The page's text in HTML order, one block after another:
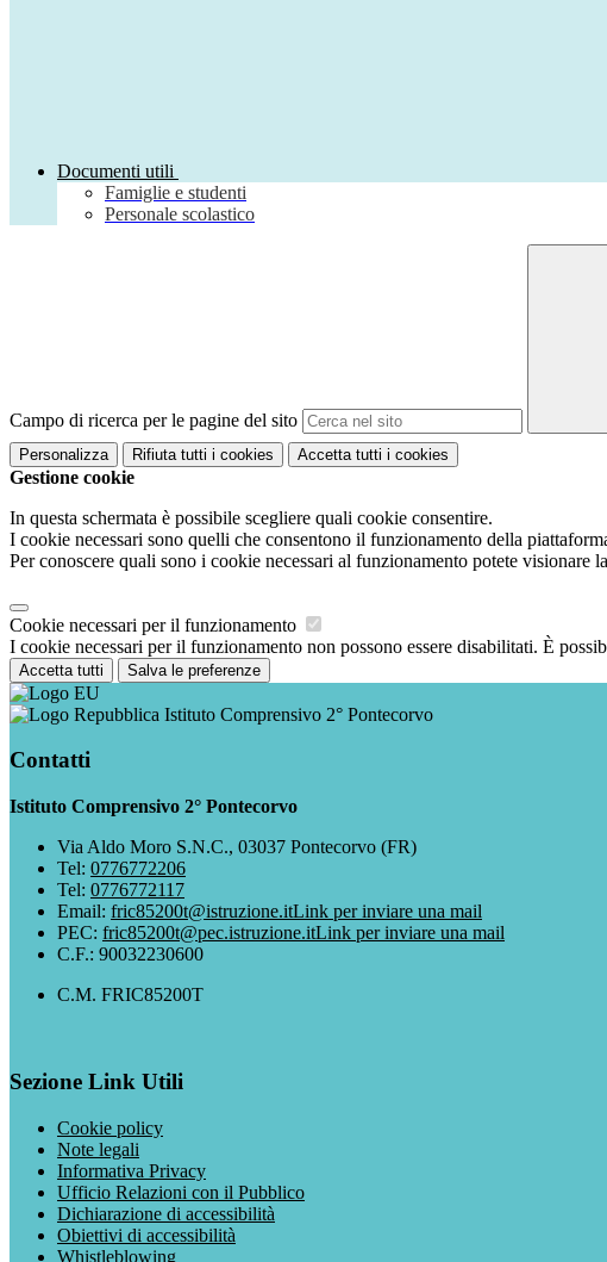
Documenti utili
Famiglie e studenti
Personale scolastico
Campo di ricerca per le pagine del sito
Personalizza Rifiuta tutti i cookies Accetta tutti i cookies
Gestione cookie
In questa schermata è possibile scegliere quali cookie consentire.
I cookie necessari sono quelli che consentono il funzionamento della
Per conoscere quali sono i cookie necessari al funzionamento potete visionare la
Cookie necessari per il funzionamento
I cookie necessari per il funzionamento non possono essere disabilitati. È
Accetta tutti Salva le preferenze
Istituto Comprensivo 2° Pontecorvo
Contatti
Istituto Comprensivo 2° Pontecorvo
Via Aldo Moro S.N.C., 03037 Pontecorvo (FR)
Tel: 0776772206
Tel: 0776772117
Email: fric85200t@istruzione.itLink per inviare una mail
PEC: fric85200t@pec.istruzione.itLink per inviare una mail
C.F.: 90032230600
C.M. FRIC85200T
Sezione Link Utili
Cookie policy
Note legali
Informativa Privacy
Ufficio Relazioni con il Pubblico
Dichiarazione di accessibilità
Obiettivi di accessibilità
Whistleblowing